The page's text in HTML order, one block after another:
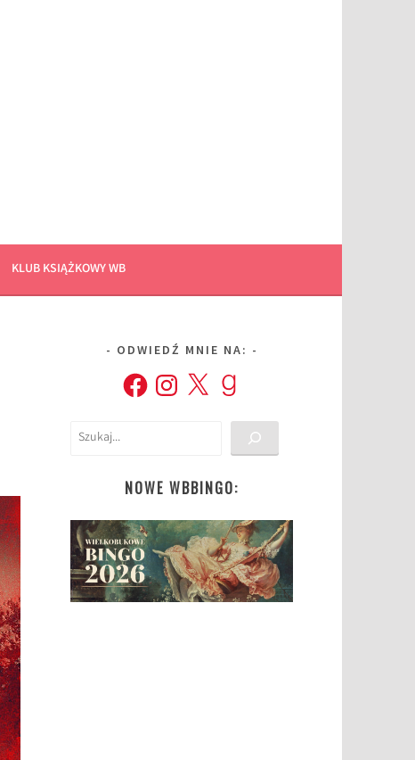
KLUB KSIĄŻKOWY WB
ODWIEDŹ MNIE NA:
FacebookInstagram
X Goodreads
Szukaj
NOWE WBBINGO: